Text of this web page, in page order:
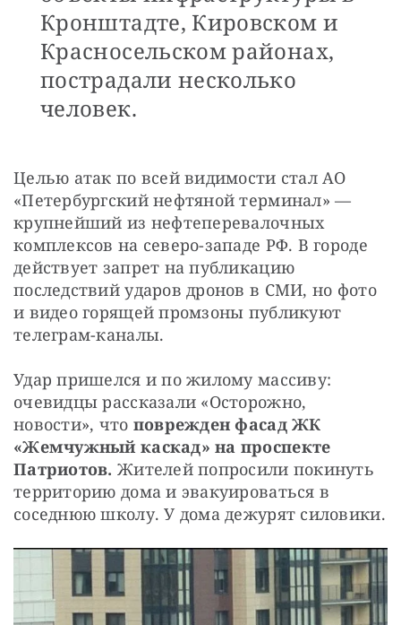
Кронштадте, Кировском и
Красносельском районах,
пострадали несколько
человек.
Целью атак по всей видимости стал АО
«Петербургский нефтяной терминал» —
крупнейший из нефтеперевалочных
комплексов на северо-западе РФ. В городе
действует запрет на публикацию
последствий ударов дронов в СМИ, но фото
и видео горящей промзоны публикуют
телеграм-каналы.
Удар пришелся и по жилому массиву:
очевидцы рассказали «Осторожно,
новости», что поврежден фасад ЖК
«Жемчужный каскад» на проспекте
Патриотов. Жителей попросили покинуть
территорию дома и эвакуироваться в
соседнюю школу. У дома дежурят силовики.